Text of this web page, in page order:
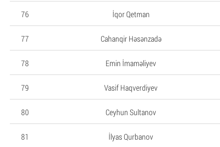
76 İqor Qetman
77 Cahanqir Həsənzadə
78 Emin İmaməliyev
79 Vasif Haqverdiyev
80 Ceyhun Sultanov
81 İlyas Qurbanov